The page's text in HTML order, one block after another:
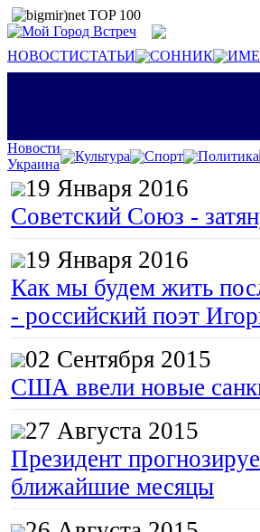
НОВОСТИСТАТЬИ СОННИК
Новости
Украина
Культура Спорт Политика
19 Января 2016
Советский Союз -
19 Января 2016
Как мы будем жить
- российский поэт
02 Сентября 2015
США ввели новые
27 Августа 2015
Президент
ближайшие месяцы